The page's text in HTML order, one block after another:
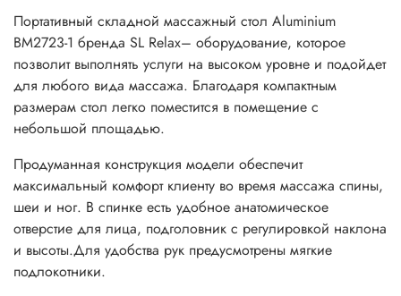
Портативный складной массажный стол Aluminium
BM2723-1 бренда SL Relax– оборудование, которое
позволит выполнять услуги на высоком уровне и подойдет
для любого вида массажа. Благодаря компактным
размерам стол легко поместится в помещение с
небольшой площадью.
Продуманная конструкция модели обеспечит
максимальный комфорт клиенту во время массажа спины,
шеи и ног. В спинке есть удобное анатомическое
отверстие для лица, подголовник с регулировкой наклона
и высоты.Для удобства рук предусмотрены мягкие
подлокотники.